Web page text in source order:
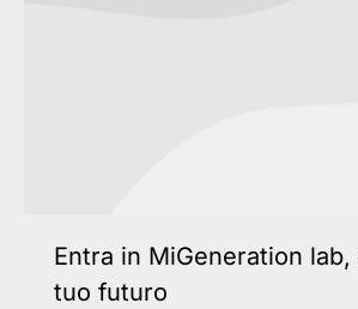
Entra in MiGeneration
tuo futuro